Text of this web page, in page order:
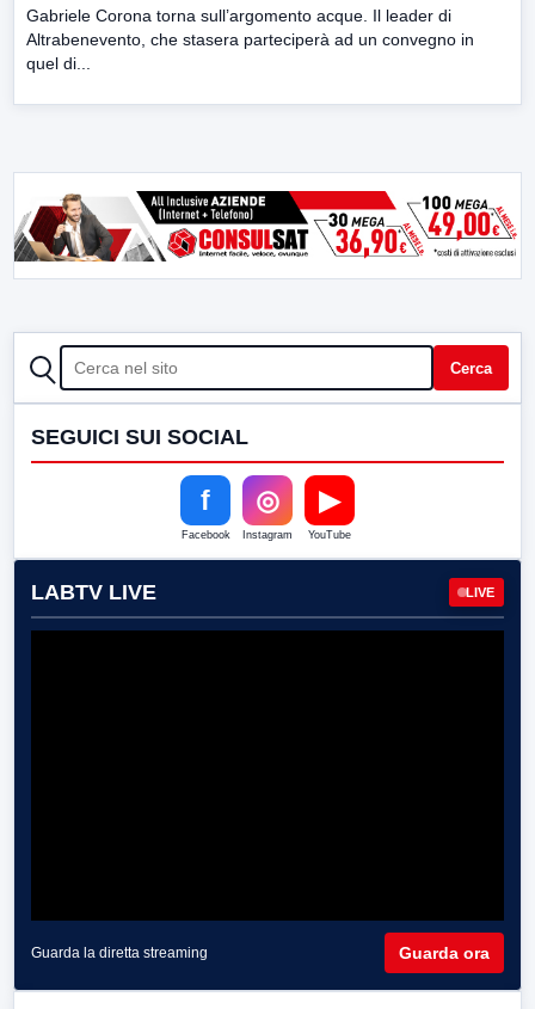
Gabriele Corona torna sull’argomento acque. Il leader di
Altrabenevento, che stasera parteciperà ad un convegno in
quel di...
CERCA Cerca
SEGUICI SUI SOCIAL
f
Facebook
◎
Instagram
▶
YouTube
LABTV LIVE LIVE
Guarda la diretta streaming Guarda ora